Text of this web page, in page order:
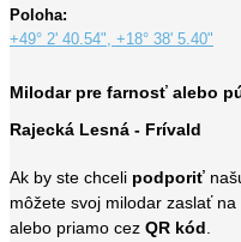
Poloha:
+49° 2' 40.54", +18° 38' 5.40"
Milodar pre farnosť alebo
Rajecká Lesná - Frívald
Ak by ste chceli podporiť
môžete svoj milodar zaslať
alebo priamo cez QR kód.